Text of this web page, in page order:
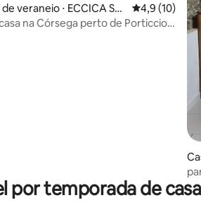
média de 5, 69 avaliações
veraneio ⋅ ECCICA SU
4,9 de uma
4,9 (10)
na Córsega perto de Porticcio
por temporada de